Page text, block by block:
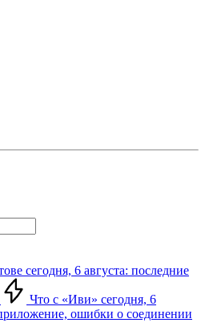
сегодня, 6 августа: последние
Что с «Иви» сегодня, 6
приложение, ошибки о соединении